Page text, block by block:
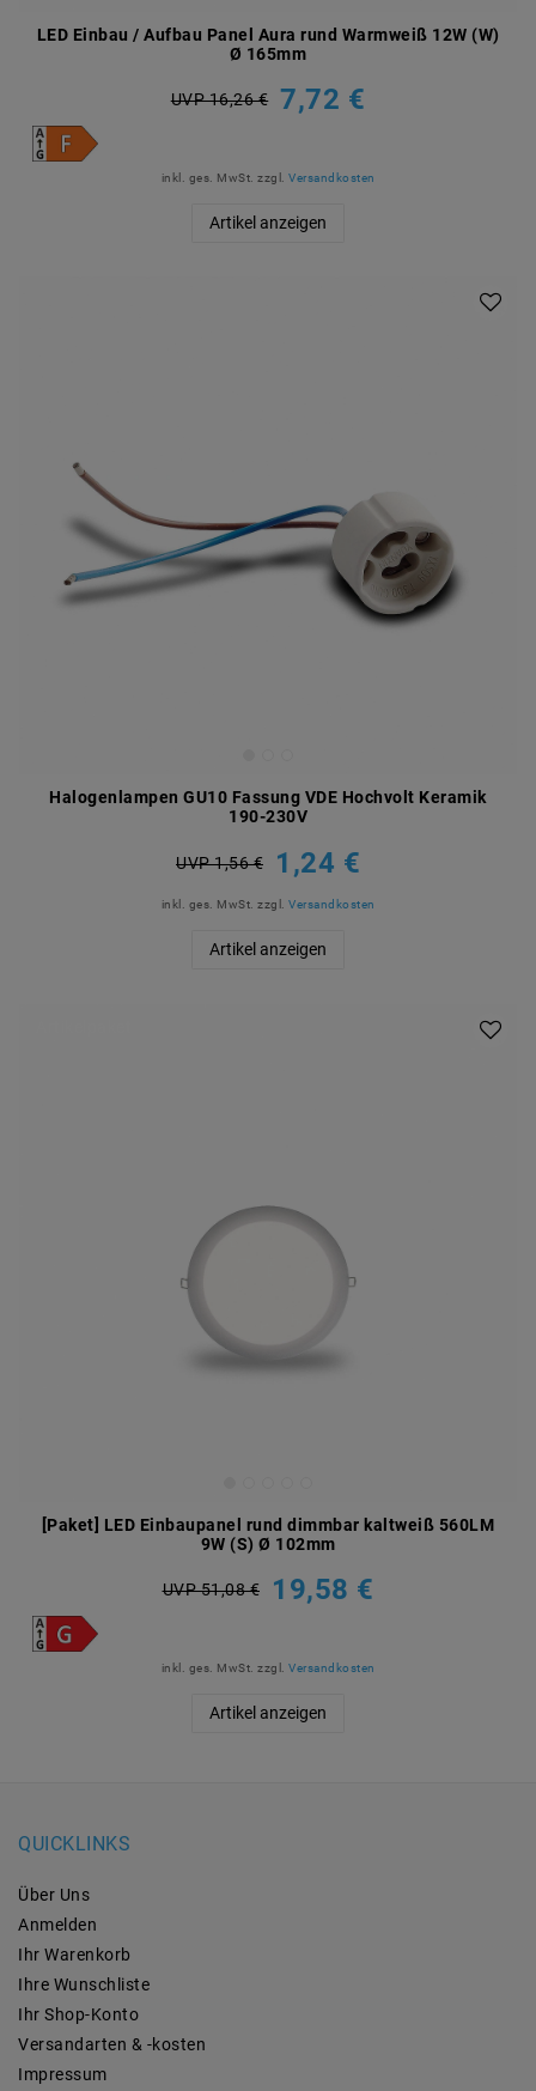
LED Einbau / Aufbau Panel Aura rund Warmweiß 12W (W)
Ø 165mm
UVP 16,26 € 7,72 €
inkl. ges. MwSt. zzgl. Versandkosten
Artikel anzeigen
Halogenlampen GU10 Fassung VDE Hochvolt Keramik
190-230V
UVP 1,56 € 1,24 €
inkl. ges. MwSt. zzgl. Versandkosten
Artikel anzeigen
[Paket] LED Einbaupanel rund dimmbar kaltweiß 560LM
9W (S) Ø 102mm
UVP 51,08 € 19,58 €
inkl. ges. MwSt. zzgl. Versandkosten
Artikel anzeigen
QUICKLINKS
Über Uns
Anmelden
Ihr Warenkorb
Ihre Wunschliste
Ihr Shop-Konto
Versandarten & -kosten
Impressum